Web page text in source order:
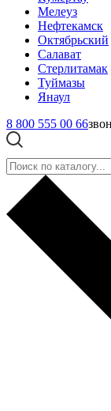
Мелеуз
Нефтекамск
Октябрьский
Салават
Стерлитамак
Туймазы
Янаул
8 800 555 00 66